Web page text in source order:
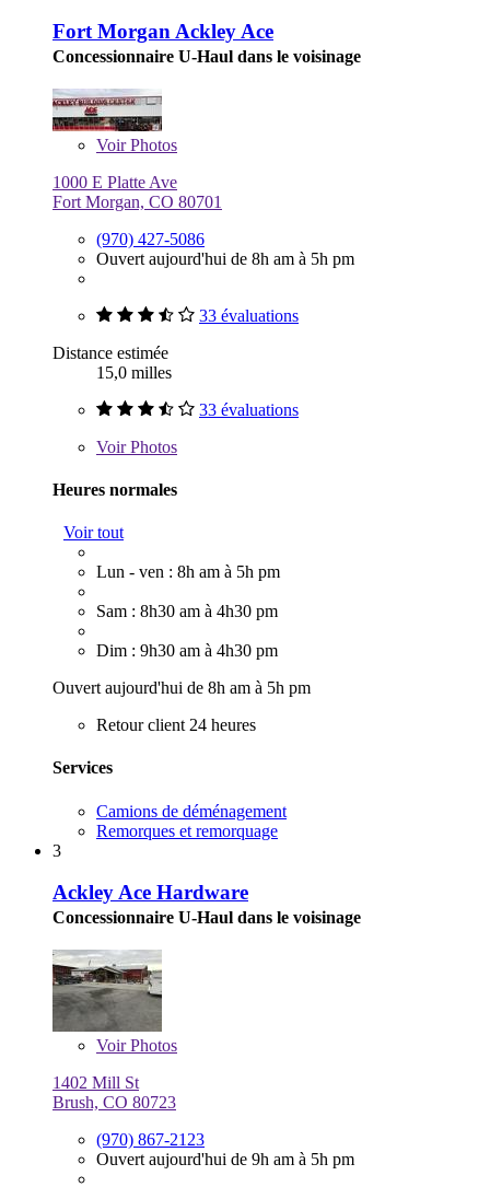
Fort Morgan Ackley Ace
Concessionnaire U-Haul dans le voisinage
VoirPhotos
1000 E Platte Ave
Fort Morgan, CO 80701
(970) 427-5086
Ouvert aujourd'hui de 8h am à 5h pm
33 évaluations
Distance estimée
15,0 milles
33 évaluations
VoirPhotos
Heures normales
Voir tout
Lun - ven : 8h am à 5h pm
Sam : 8h30 am à 4h30 pm
Dim : 9h30 am à 4h30 pm
Ouvert aujourd'hui de 8h am à 5h pm
Retour client 24 heures
Services
Camions de déménagement
Remorques et remorquage
3
Ackley Ace Hardware
Concessionnaire U-Haul dans le voisinage
VoirPhotos
1402 Mill St
Brush, CO 80723
(970) 867-2123
Ouvert aujourd'hui de 9h am à 5h pm